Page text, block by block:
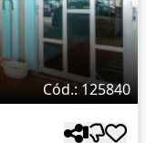
Cód.: 125840